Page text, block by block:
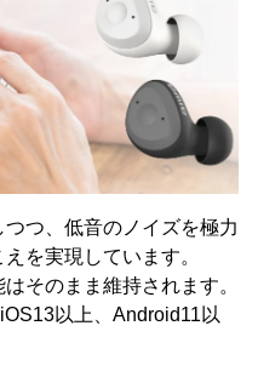
つ、低音のノイズを極力
を実現しています。
そのまま維持されます。
以上、Android11以